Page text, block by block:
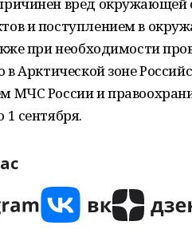
и поступлением в
при необходимости
в Арктической зоне
МЧС России и
1 сентября.